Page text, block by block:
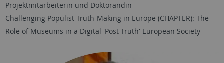
Projektmitarbeiterin und Doktorandin
Challenging Populist Truth-Making in Europe (CHAPTER): The
Role of Museums in a Digital 'Post-Truth' European Society